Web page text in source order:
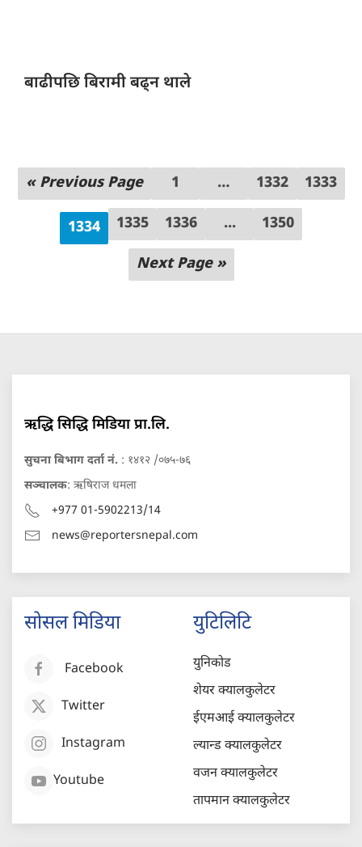
बाढीपछि बिरामीबढ्न थाले
« Previous Page 1 … 1332 1333
1334 1335 1336 ... 1350
Next Page »
ऋद्धि सिद्धि मिडिया प्रा.लि.
सुचना बिभाग दर्ता नं. : १४१२ /०७५-७६
सञ्चालक: ऋषिराज धमला
+977 01-5902213/14
news@reportersnepal.com
सोसल मिडिया
Facebook
Twitter
Instagram
Youtube
युटिलिटि
युनिकोड
शेयर क्यालकुलेटर
ईएमआई क्यालकुलेटर
ल्यान्ड क्यालकुलेटर
वजन क्यालकुलेटर
तापमान क्यालकुलेटर